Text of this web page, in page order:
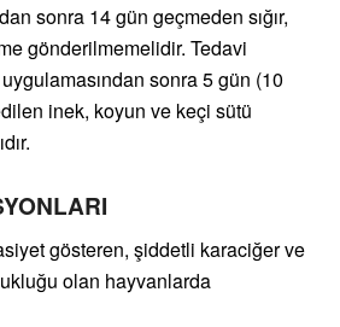
sonra 14 gün geçmeden sığır,
gönderilmemelidir. Tedavi
sonra 5 gün (10
inek, koyun ve keçi sütü
gösteren, şiddetli karaciğer ve
olan hayvanlarda